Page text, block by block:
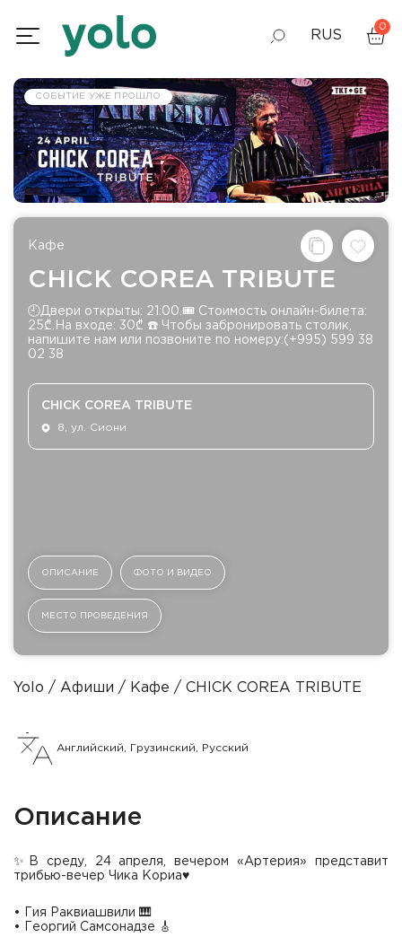
RUS
GEO
ENG
0
СОБЫТИЕ УЖЕ ПРОШЛО
Кафе
CHICK COREA TRIBUTE
🕘Двери открыты: 21:00.🎟 Стоимость онлайн-билета:
25₾.На входе: 30₾ ☎️ Чтобы забронировать столик,
напишите нам или позвоните по номеру:(+995) 599 38
02 38
CHICK COREA TRIBUTE
8, ул. Сиони
ОПИСАНИЕ ФОТО И ВИДЕО
МЕСТО ПРОВЕДЕНИЯ
Yolo Афиши Кафе CHICK COREA TRIBUTE
Английский, Грузинский, Русский
Описание
✨В среду, 24 апреля, вечером «Артерия» представит
трибью-вечер Чика Кориа♥️
• Гия Раквиашвили 🎹
• Георгий Самсонадзе 🎸